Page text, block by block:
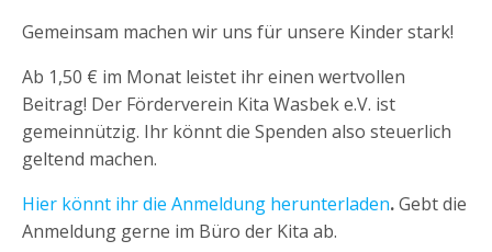
Gemeinsam machen wir uns für unsere Kinder stark!
Ab 1,50 € im Monat leistet ihr einen wertvollen
Beitrag! Der Förderverein Kita Wasbek e.V. ist
gemeinnützig. Ihr könnt die Spenden also steuerlich
geltend machen.
Hier könnt ihr die Anmeldung herunterladen.Gebt die
Anmeldung gerne im Büro der Kita ab.